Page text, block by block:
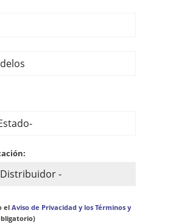
el Aviso de Privacidad y los Términos y